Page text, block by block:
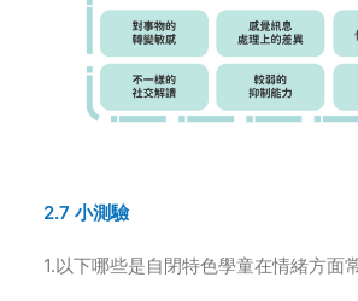
2.7 小測驗
1.以下哪些是自閉特色學童在情緒方面